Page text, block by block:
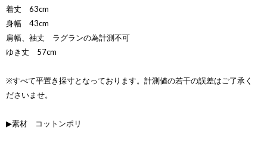
着丈 63cm
身幅 43cm
肩幅、袖丈 ラグランの為計測不可
ゆき丈 57cm
※すべて平置き採寸となっております。計測値の若干の誤差はご了承く
ださいませ。
▶素材 コットンポリ